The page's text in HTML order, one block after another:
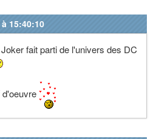
15:40:10
fait parti de l'univers des DC